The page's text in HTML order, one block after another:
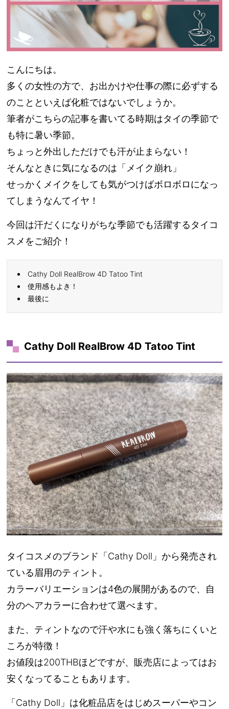
こんにちは。
多くの女性の方で、お出かけや仕事の際に必ずする
のことといえば化粧ではないでしょうか。
筆者がこちらの記事を書いてる時期はタイの季節で
も特に暑い季節。
ちょっと外出しただけでも汗が止まらない！
そんなときに気になるのは「メイク崩れ」
せっかくメイクをしても気がつけばボロボロになっ
てしまうなんてイヤ！
今回は汗だくになりがちな季節でも活躍するタイコ
スメをご紹介！
Cathy Doll RealBrow 4D Tatoo Tint
使用感もよき！
最後に
Cathy Doll RealBrow 4D Tatoo Tint
タイコスメのブランド「Cathy Doll」から発売され
ている眉用のティント。
カラーバリエーションは4色の展開があるので、自
分のヘアカラーに合わせて選べます。
また、ティントなので汗や水にも強く落ちにくいと
ころが特徴！
お値段は200THBほどですが、販売店によってはお
安くなってることもあります。
「Cathy Doll」は化粧品店をはじめスーパーやコン